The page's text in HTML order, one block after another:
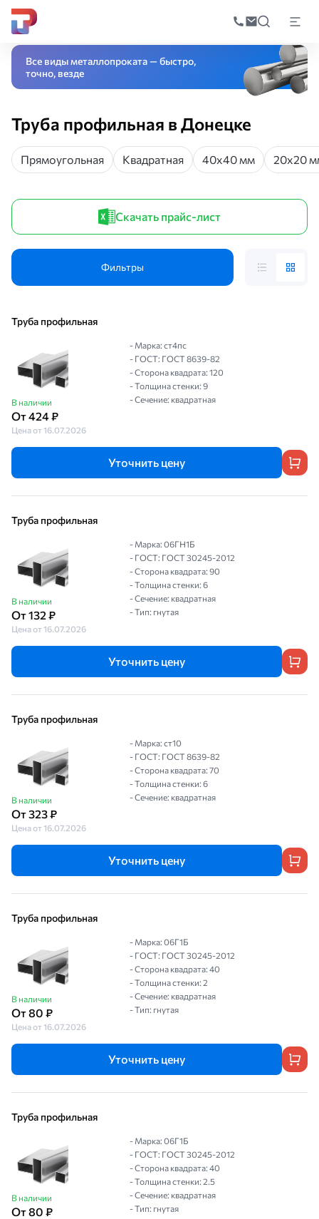
по
Главная Труба профильная
Все виды металлопроката — быстро,
точно, везде
Труба профильная в Донецке
Прямоугольная Квадратная 40х40 мм 20х20
Скачать прайс-лист
Фильтры
Труба профильная
В наличии
От 424 ₽
Цена от 16.07.2026
- Марка: ст4пс
- ГОСТ: ГОСТ 8639-82
- Сторона квадрата: 120
- Толщина стенки: 9
- Сечение: квадратная
Уточнить цену
Труба профильная
В наличии
От 132 ₽
Цена от 16.07.2026
- Марка: 06ГН1Б
- ГОСТ: ГОСТ 30245-2012
- Сторона квадрата: 90
- Толщина стенки: 6
- Сечение: квадратная
- Тип: гнутая
Уточнить цену
Труба профильная
В наличии
От 323 ₽
Цена от 16.07.2026
- Марка: ст10
- ГОСТ: ГОСТ 8639-82
- Сторона квадрата: 70
- Толщина стенки: 6
- Сечение: квадратная
Уточнить цену
Труба профильная
В наличии
От 80 ₽
Цена от 16.07.2026
- Марка: 06Г1Б
- ГОСТ: ГОСТ 30245-2012
- Сторона квадрата: 40
- Толщина стенки: 2
- Сечение: квадратная
- Тип: гнутая
Уточнить цену
Труба профильная
В наличии
От 80 ₽
- Марка: 06Г1Б
- ГОСТ: ГОСТ 30245-2012
- Сторона квадрата: 40
- Толщина стенки: 2.5
- Сечение: квадратная
- Тип: гнутая